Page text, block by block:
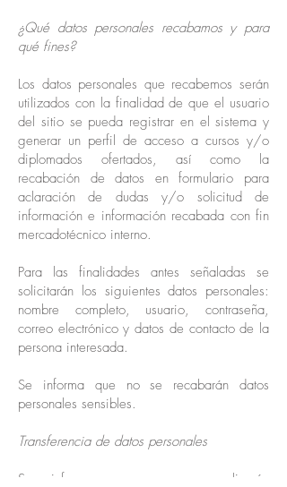
¿Qué datos personales recabamos y para
qué fines?
Los datos personales que recabemos serán
utilizados con la finalidad de que el usuario
del sitio se pueda registrar en el sistema y
generar un perfil de acceso a cursos y/o
diplomados ofertados, así como la
recabación de datos en formulario para
aclaración de dudas y/o solicitud de
información e información recabada con fin
mercadotécnico interno.
Para las finalidades antes señaladas se
solicitarán los siguientes datos personales:
nombre completo, usuario, contraseña,
correo electrónico y datos de contacto de la
persona interesada.
Se informa que no se recabarán datos
personales sensibles.
Transferencia de datos personales
Se informa que no se realizarán